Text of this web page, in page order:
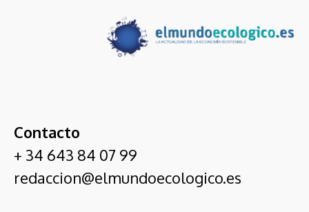
Contacto
+ 34 643 84 07 99
redaccion@elmundoecologico.es